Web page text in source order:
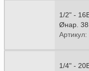
1/2" -
Øнар.
1/4" -